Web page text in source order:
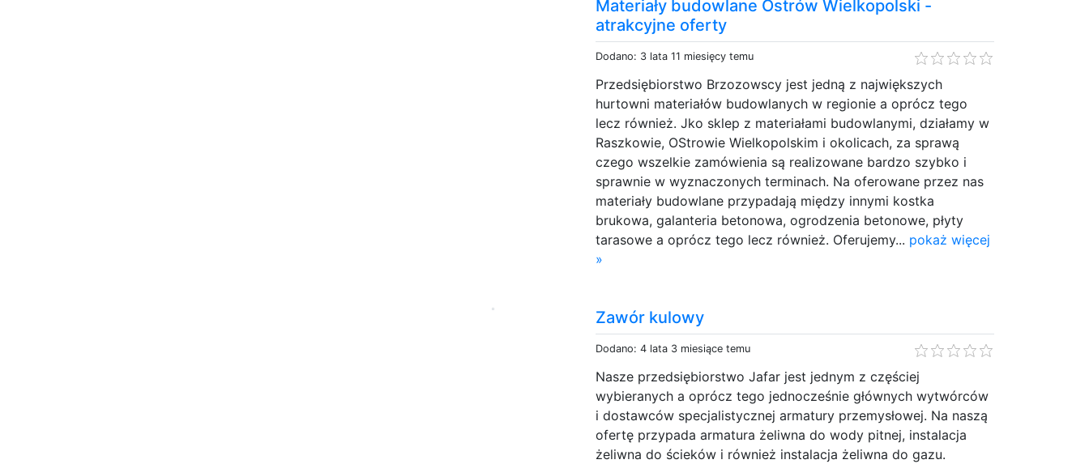
Materiały budowlane Ostrów Wielkopolski -
atrakcyjne oferty
Dodano: 3 lata 11 miesięcy temu
Przedsiębiorstwo Brzozowscy jest jedną z największych
hurtowni materiałów budowlanych w regionie a oprócz tego
lecz również. Jko sklep z materiałami budowlanymi, działamy w
Raszkowie, OStrowie Wielkopolskim i okolicach, za sprawą
czego wszelkie zamówienia są realizowane bardzo szybko i
sprawnie w wyznaczonych terminach. Na oferowane przez nas
materiały budowlane przypadają między innymi kostka
brukowa, galanteria betonowa, ogrodzenia betonowe, płyty
tarasowe a oprócz tego lecz również. Oferujemy... pokaż więcej
»
Zawór kulowy
Dodano: 4 lata 3 miesiące temu
Nasze przedsiębiorstwo Jafar jest jednym z częściej
wybieranych a oprócz tego jednocześnie głównych wytwórców
i dostawców specjalistycznej armatury przemysłowej. Na naszą
ofertę przypada armatura żeliwna do wody pitnej, instalacja
żeliwna do ścieków i również instalacja żeliwna do gazu.